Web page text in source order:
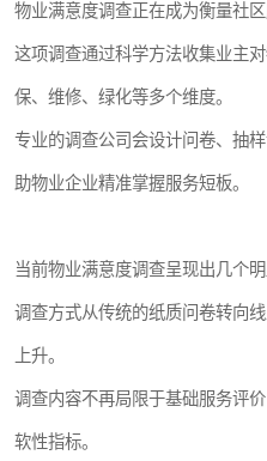
物业满意度调查正在成为衡量社区
这项调查通过科学方法收集业主
保、维修、绿化等多个维度。
专业的调查公司会设计问卷、抽
助物业企业精准掌握服务短板。
当前物业满意度调查呈现出几个明
调查方式从传统的纸质问卷转向
上升。
调查内容不再局限于基础服务评
软性指标。
服务满意度调查